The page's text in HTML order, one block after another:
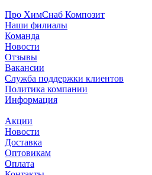
Про ХимСнаб Композит
Наши филиалы
Команда
Новости
Отзывы
Вакансии
Служба поддержки клиентов
Политика компании
Информация
Акции
Новости
Доставка
Оптовикам
Оплата